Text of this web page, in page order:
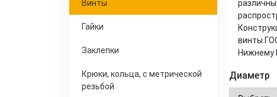
Винты
Гайки
Заклепки
Крюки, кольца, с метрической
резьбой
винты
Нижнему
Диаметр